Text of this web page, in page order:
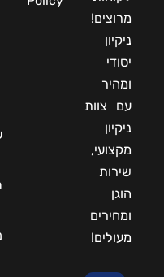
מרוצים!
ניקיון
יסודי
ומהיר
עם צוות
ניקיון
מקצועי,
שירות
הוגן
ומחירים
מעולים!